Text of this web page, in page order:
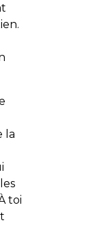
la
toi